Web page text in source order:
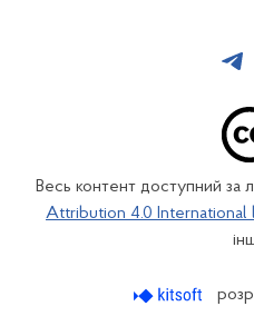
Весь контент доступний за
Attribution 4.0 International